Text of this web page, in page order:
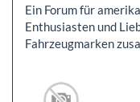
Ein Forum für
Enthusiasten und
Fahrzeugmarken